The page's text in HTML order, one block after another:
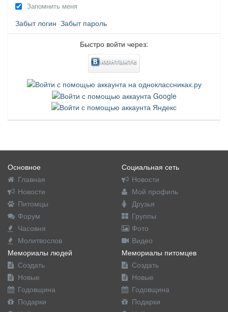
Запомнить меня
Забыт логин Забыт пароль
Быстро войти через:
Основное
Главная
Новости
Питомцы
Форум
Часовня
Молитвослов
Социальная сеть
Новости
Мой профиль
Друзья
Группы
Фото
Видео
Мемориалы людей
Создать
Новые
Годовщина
Подарки
Мемориалы питомцев
Создать
Новые
Годовщина
Подарки